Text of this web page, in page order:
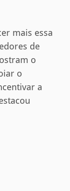
mais essa
de
o
o
a